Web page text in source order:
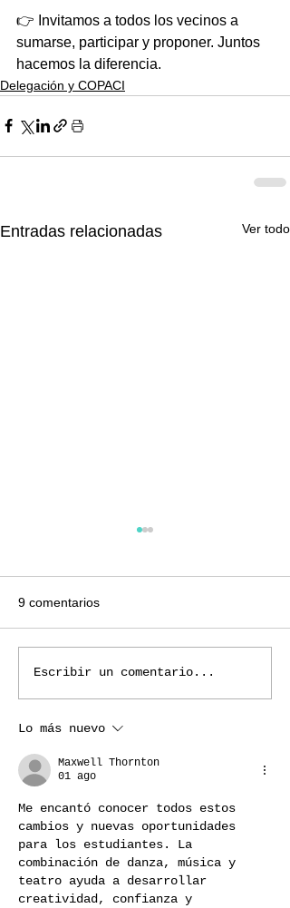
👉 Invitamos a todos los vecinos a
sumarse, participar y proponer. Juntos
hacemos la diferencia.
Delegación y COPACI
Entradas relacionadas Ver todo
🔒 ¡Juntos por la Seguridad
en Jardines de Morelos!
👮‍♀️👥
9 comentarios
Escribir un comentario...
Lo más nuevo
Maxwell Thornton
01 ago
Me encantó conocer todos estos
cambios y nuevas oportunidades
para los estudiantes. La
combinación de danza, música y
teatro ayuda a desarrollar
creatividad, confianza y